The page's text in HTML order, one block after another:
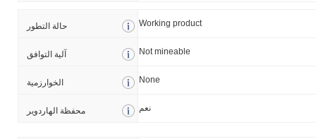
حالة التطور Working product
آلية التوافق Not mineable
الخوارزمية None
محفظة الهاردوير نعم